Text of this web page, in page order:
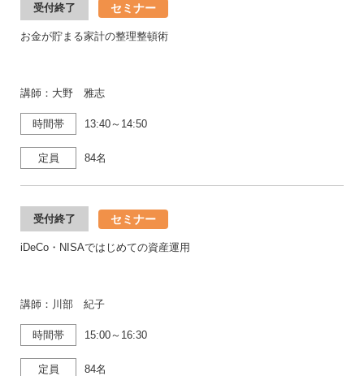
受付終了 セミナー
お金が貯まる家計の整理整頓術
講師：大野 雅志
時間帯 13:40～14:50
定員 84名
受付終了 セミナー
iDeCo・NISAではじめての資産運用
講師：川部 紀子
時間帯 15:00～16:30
定員 84名